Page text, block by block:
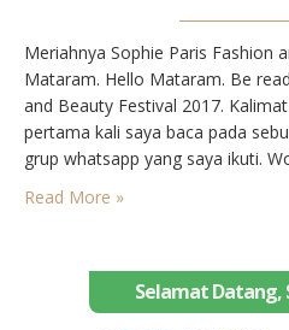
Meriahnya Sophie Paris Fashion
Mataram. Hello Mataram. Be
and Beauty Festival 2017.
pertama kali saya baca pada
grup whatsapp yang saya ikuti.
Paris Fashion and Beauty Festival
Read More »
Selamat Datang,